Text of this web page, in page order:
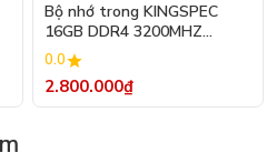
Bộ nhớ trong KINGSPEC
16GB DDR4 3200MHZ
KDS3200D4M13616G
Heatsink
0.0
2.800.000₫